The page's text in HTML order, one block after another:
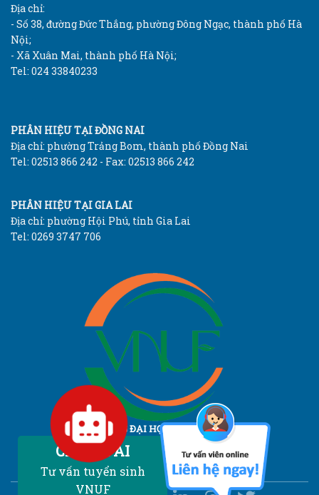
Địa chỉ:
- Số 38, đường Đức Thắng, phường Đông Ngạc, thành phố Hà
Nội;
- Xã Xuân Mai, thành phố Hà Nội;
Tel: 024 33840233
PHÂN HIỆU TẠI ĐỒNG NAI
Địa chỉ: phường Trảng Bom, thành phố Đồng Nai
Tel: 02513 866 242 - Fax: 02513 866 242
PHÂN HIỆU TẠI GIA LAI
Địa chỉ: phường Hội Phú, tỉnh Gia Lai
Tel: 0269 3747 706
TRƯỜNG ĐẠI HỌC LÂM NGHIỆP
Vietnam National University of Forestry
Chatbot AI
Tư vấn tuyển sinh
VNUF